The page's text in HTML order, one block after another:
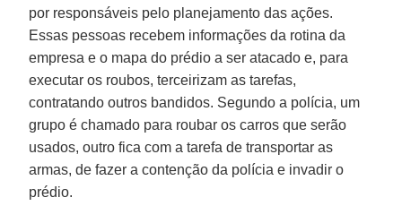
por responsáveis pelo planejamento das ações.
Essas pessoas recebem informações da rotina da
empresa e o mapa do prédio a ser atacado e, para
executar os roubos, terceirizam as tarefas,
contratando outros bandidos. Segundo a polícia, um
grupo é chamado para roubar os carros que serão
usados, outro fica com a tarefa de transportar as
armas, de fazer a contenção da polícia e invadir o
prédio.